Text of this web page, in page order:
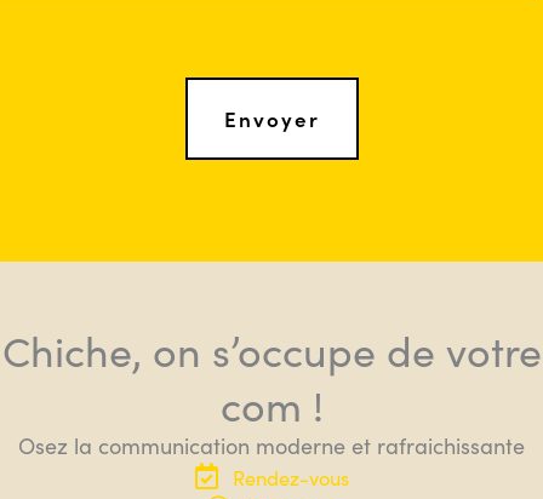
Chiche, on s’occupe de votre
com !
Osez la communication moderne et rafraichissante
Rendez-vous